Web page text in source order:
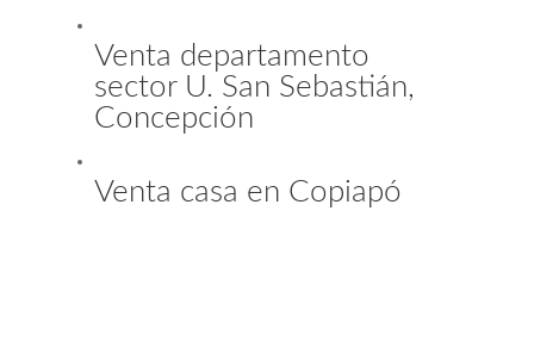
Venta departamento
sector U. San Sebastián,
Concepción
Venta casa en Copiapó